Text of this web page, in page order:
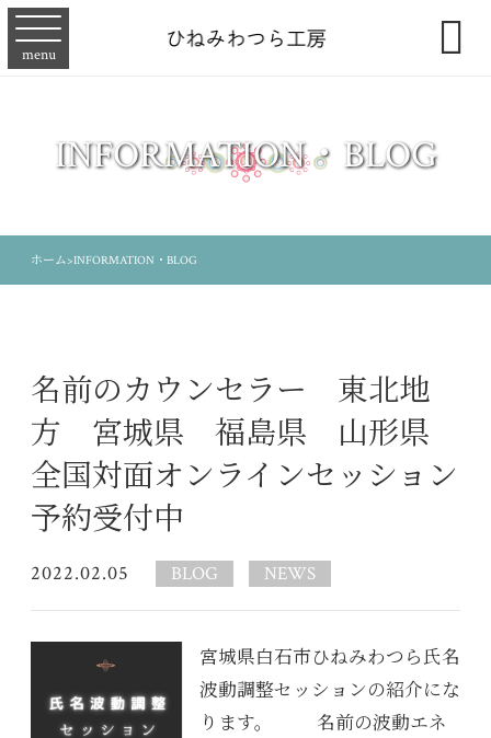
menu 
INFORMATION・BLOG
ホーム>INFORMATION・BLOG
名前のカウンセラー 東北地
方 宮城県 福島県 山形県
全国対面オンラインセッション
予約受付中
2022.02.05 BLOG NEWS
宮城県白石市ひねみわつら氏名
波動調整セッションの紹介にな
ります。 名前の波動エネ